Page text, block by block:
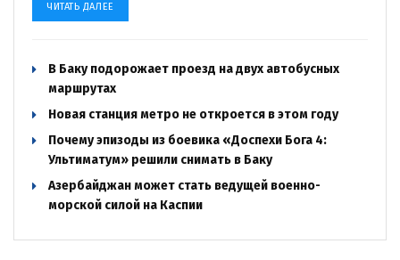
ЧИТАТЬ ДАЛЕЕ
В Баку подорожает проезд на двух автобусных
маршрутах
Новая станция метро не откроется в этом году
Почему эпизоды из боевика «Доспехи Бога 4:
Ультиматум» решили снимать в Баку
Азербайджан может стать ведущей военно-
морской силой на Каспии